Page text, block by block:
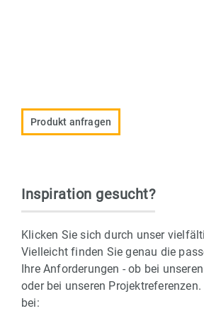
Produkt anfragen
Inspiration gesucht?
Klicken Sie sich durch unser
Vielleicht finden Sie genau die
Ihre Anforderungen - ob bei
oder bei unseren
bei: